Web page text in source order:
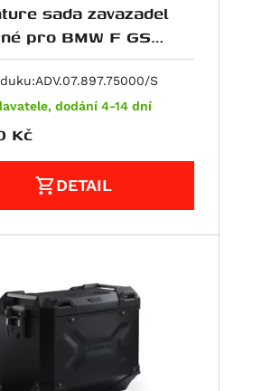
dodání 4-14 dní
sada zavazadel
BMW F GS
pro top nosič z
ADV.07.897.75000/S
Kč
DETAIL